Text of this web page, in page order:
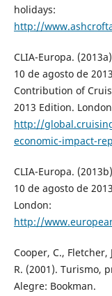
holidays:
http://
CLIA-Europa.
10 de agosto de
Contribution of
2013 Edition.
http://
economic-impact-
CLIA-Europa.
10 de agosto de
London:
http://
Cooper, C.,
R. (2001). Turismo,
Alegre: Bookman.